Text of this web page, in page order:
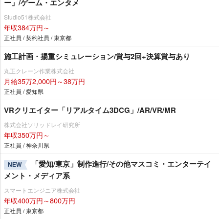
ー」/ゲーム・エンタメ
Studio51株式会社
年収384万円～
正社員 / 契約社員 / 東京都
施工計画・揚重シミュレーション/賞与2回+決算賞与あり
丸正クレーン作業株式会社
月給35万2,000円～38万円
正社員 / 愛知県
VRクリエイター「リアルタイム3DCG」/AR/VR/MR
株式会社ソリッドレイ研究所
年収350万円～
正社員 / 神奈川県
NEW
「愛知/東京」制作進行/その他マスコミ・エンターテイ
メント・メディア系
スマートエンジニア株式会社
年収400万円～800万円
正社員 / 東京都